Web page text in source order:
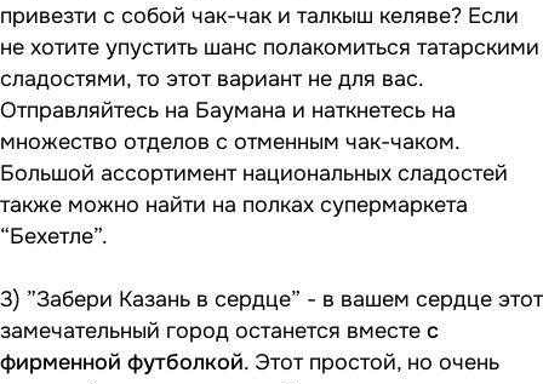
привезти с собой чак-чак и талкыш келяве? Если
не хотите упустить шанс полакомиться татарскими
сладостями, то этот вариант не для вас.
Отправляйтесь на Баумана и наткнетесь на
множество отделов с отменным чак-чаком.
Большой ассортимент национальных сладостей
также можно найти на полках супермаркета
“Бехетле”.
3) ”Забери Казань в сердце” - в вашем сердце этот
замечательный город останется вместе с
фирменной футболкой. Этот простой, но очень